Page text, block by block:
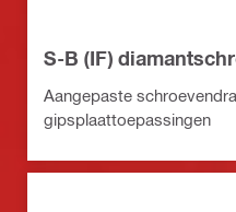
S-B (IF)
Aangepaste
gipsplaattoepassingen